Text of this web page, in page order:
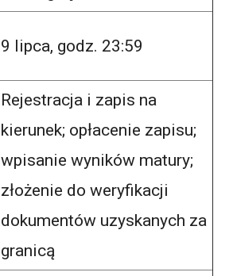
9 lipca, godz. 23:59
Rejestracja i zapis na
kierunek; opłacenie zapisu;
wpisanie wyników matury;
złożenie do weryfikacji
dokumentów uzyskanych za
granicą